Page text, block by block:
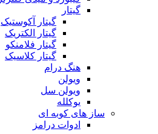
گیتار
گیتار آکوستیک
گیتار الکتریک
گیتار فلامنکو
گیتار کلاسیک
هنگ درام
ویولن
ویولن سل
یوکلله
ساز های کوبه ای
ادوات درامز